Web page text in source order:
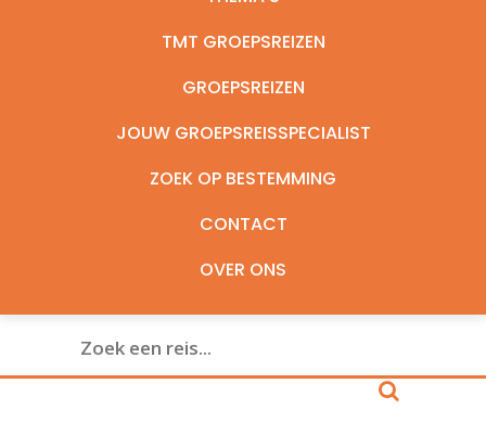
TMT GROEPSREIZEN
GROEPSREIZEN
JOUW GROEPSREISSPECIALIST
ZOEK OP BESTEMMING
CONTACT
OVER ONS